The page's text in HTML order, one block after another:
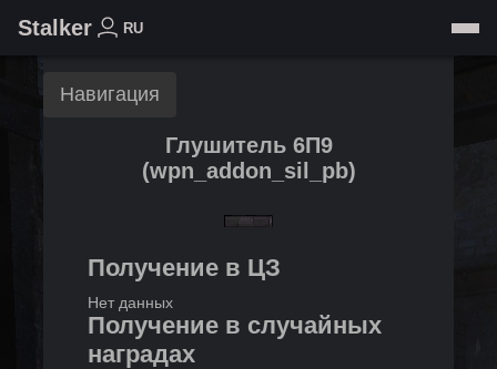
Stalker RU
Навигация
Глушитель 6П9
(wpn_addon_sil_pb)
Получение в ЦЗ
Нет данных
Получение в случайных
наградах